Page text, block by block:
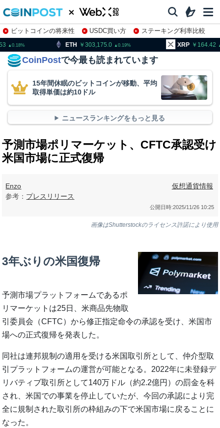
ビットコインの将来性 USDC買い方
ステーキング利率比較
株特集・関連銘柄
303,175.0 XRP 164.42
CoinPostで今最も読まれています
15年間休眠のビットコインが移動、平均
取得単価は約10ドル
ニュースランキングをもっと見る
予測市場ポリマーケット、CFTC承認受け
米国市場に正式復帰
Enzo
参考： プレスリリース
仮想通貨情報
公開日時:2025/11/26 10:25
画像はShutterstockのライセンス許諾により使用
3年ぶりの米国復帰
予測市場プラットフォームであるポ
リマーケットは25日、米商品先物取
引委員会（CFTC）から修正指定命令の承認を受け、米国市
場への正式復帰を発表した。
同社は連邦規制の適用を受ける米国取引所として、仲介型取
引プラットフォームの運営が可能となる。2022年に未登録デ
リバティブ取引所として140万ドル（約2.2億円）の罰金を科
され、米国での事業を停止していたが、今回の承認により完
全に規制された取引所の枠組みの下で米国市場に戻ることに
なった。